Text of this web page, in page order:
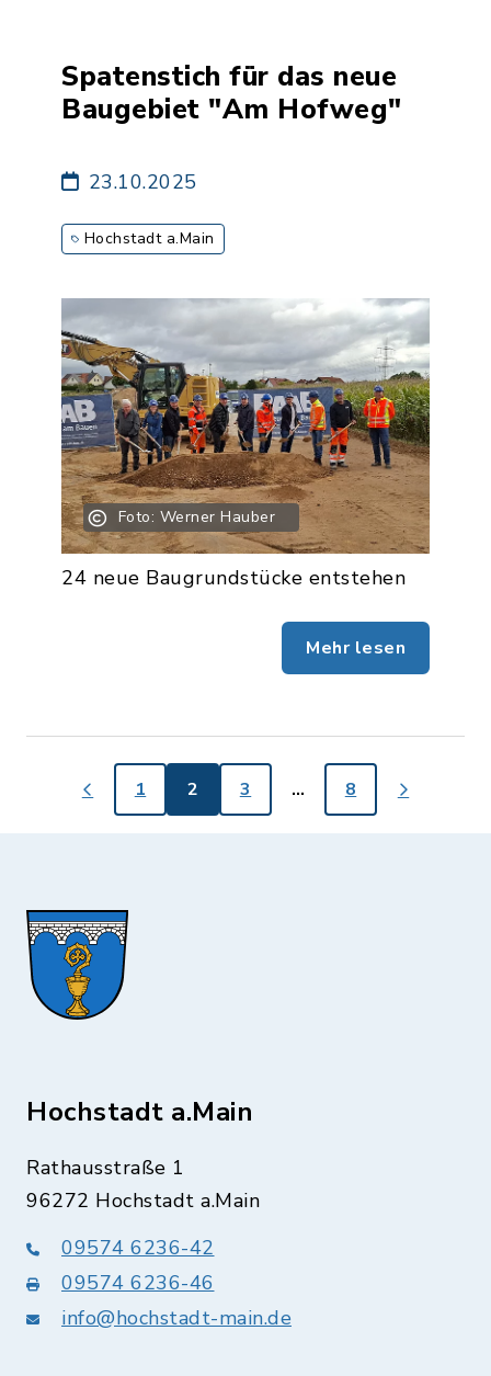
Spatenstich für das neue
Baugebiet "Am Hofweg"
23.10.2025
Hochstadt a.Main
Foto: Werner Hauber
24 neue Baugrundstücke entstehen
Mehr lesen
1 2 3 … 8
Hochstadt a.Main
Rathausstraße 1
96272 Hochstadt a.Main
09574 6236-42
09574 6236-46
info@hochstadt-main.de